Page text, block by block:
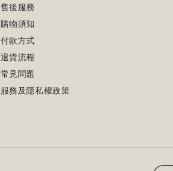
售後服務
購物須知
付款方式
退貨流程
常見問題
服務及隱私權政策